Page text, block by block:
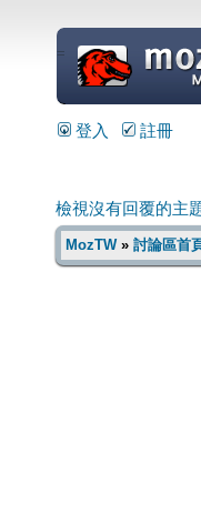
=
登入 註冊
檢視沒有回覆的主
MozTW» 討論區首